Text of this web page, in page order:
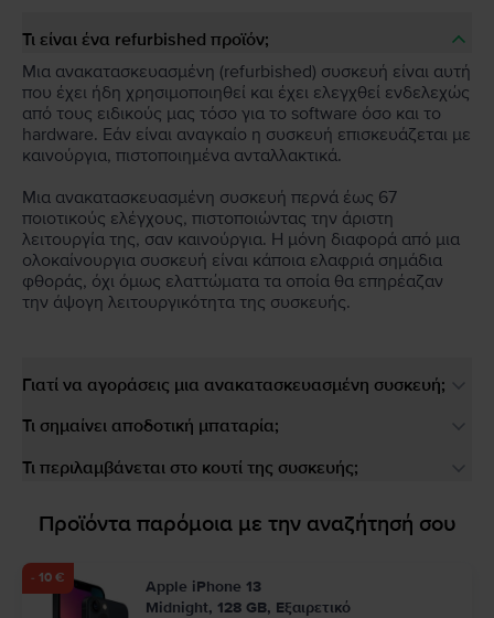
Τι είναι ένα refurbished προϊόν;
Μια ανακατασκευασμένη (refurbished) συσκευή είναι αυτή
που έχει ήδη χρησιμοποιηθεί και έχει ελεγχθεί ενδελεχώς
από τους ειδικούς μας τόσο για το software όσο και το
hardware. Εάν είναι αναγκαίο η συσκευή επισκευάζεται με
καινούργια, πιστοποιημένα ανταλλακτικά.
Μια ανακατασκευασμένη συσκευή περνά έως 67
ποιοτικούς ελέγχους, πιστοποιώντας την άριστη
λειτουργία της, σαν καινούργια. Η μόνη διαφορά από μια
ολοκαίνουργια συσκευή είναι κάποια ελαφριά σημάδια
φθοράς, όχι όμως ελαττώματα τα οποία θα επηρέαζαν
την άψογη λειτουργικότητα της συσκευής.
Γιατί να αγοράσεις μια ανακατασκευασμένη συσκευή;
Τι σημαίνει αποδοτική μπαταρία;
Τι περιλαμβάνεται στο κουτί της συσκευής;
Προϊόντα παρόμοια με την αναζήτησή σου
- 10 €
Apple iPhone 13
Midnight, 128 GB, Εξαιρετικό